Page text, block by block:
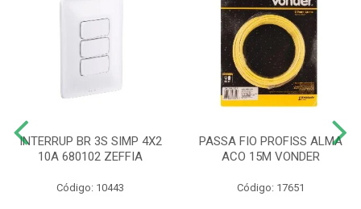
INTERRUP BR 3S SIMP 4X2
10A 680102 ZEFFIA
Código: 10443
PASSA FIO PROFISS ALMA
ACO 15M VONDER
Código: 17651